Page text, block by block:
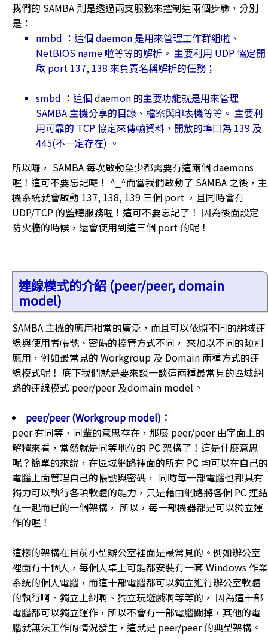
我們的 SAMBA 則是透過兩支服務來控制這兩個步驟，分別
是：
nmbd ：這個 daemon 是用來管理工作群組啦、
NetBIOS name 啦等等的解析。 主要利用 UDP 協定開
啟 port 137, 138 來負責名稱解析的任務；
smbd ：這個 daemon 的主要功能就是用來管理
SAMBA 主機分享的目錄、檔案與印表機等等。 主要利
用可靠的 TCP 協定來傳輸資料，開放的埠口為 139 及
445(不一定存在) 。
所以囉， SAMBA 每次啟動至少都需要有這兩個 daemons
喔！這可不要忘記囉！ ^_^而當我們啟動了 SAMBA 之後，主
機系統就會啟動 137, 138, 139 三個 port ，且同時會有
UDP/TCP 的監聽服務喔！這可不要忘記了！ 因為後面設定
防火牆的時候，還會使用到這三個 port 的呢！
連線模式的介紹 (peer/peer, domain
model)
SAMBA 主機的應用相當的廣泛，而且可以依照不同的網域連
線與使用者帳號、密碼的控管方式不同， 來加以不同的類別
應用，例如最常見的 Workgroup 及 Domain 兩種方式的連
線模式呢！ 底下我們就是要來談一談這兩種最常見的區域網
路的連線模式 peer/peer 及domain model。
peer/peer (Workgroup model)：
peer 有同等、同輩的意思存在，那麼 peer/peer 由字面上的
解釋來看，當然就是同等地位的 PC 架構了！這是什麼意思
呢？簡單的來說，在區域網路裡面的所有 PC 均可以在自己的
電腦上面管理自己的帳號與密碼， 同時每一部電腦也都具有
獨力可以執行各項軟體的能力，只是藉由網路將各個 PC 連結
在一起而已的一個架構， 所以，每一部機器都是可以獨立運
作的喔！
這樣的架構在目前小型辦公室裡面是最常見的。例如辦公室
裡面有十個人，每個人桌上可能都安裝有一套 Windows 作業
系統的個人電腦，而這十部電腦都可以獨立進行辦公室軟體
的執行啊、獨立上網啊、獨立玩遊戲啊等等的， 因為這十部
電腦都可以獨立運作，所以不會有一部電腦關掉，其他的電
腦就無法工作的情況發生，這就是 peer/peer 的典型架構。